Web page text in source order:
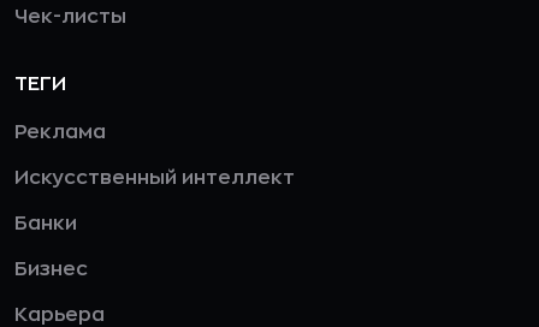
Чек-листы
ТЕГИ
Реклама
Искусственный интеллект
Банки
Бизнес
Карьера